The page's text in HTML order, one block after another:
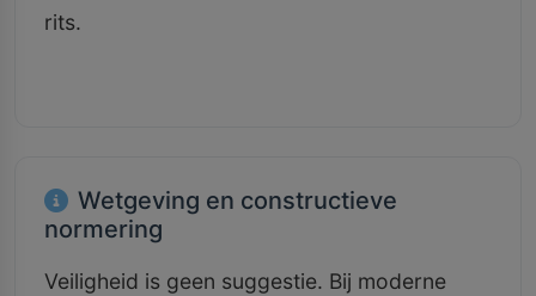
rits.
Wetgeving en constructieve
normering
Veiligheid is geen suggestie. Bij moderne